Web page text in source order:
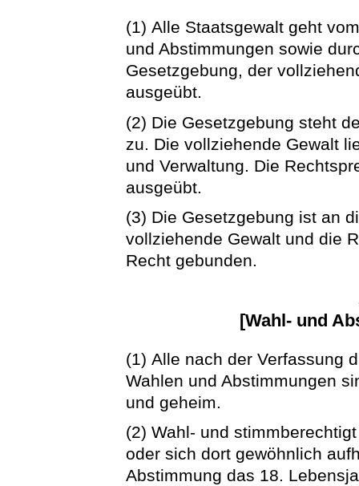
(1) Alle Staatsgewalt geht
und Abstimmungen sowie
Gesetzgebung, der
ausgeübt.
(2) Die Gesetzgebung steht
zu. Die vollziehende Gewalt
und Verwaltung. Die
ausgeübt.
(3) Die Gesetzgebung ist an
vollziehende Gewalt und die
Recht gebunden.
[Wahl- und
(1) Alle nach der Verfassung
Wahlen und Abstimmungen
und geheim.
(2) Wahl- und
oder sich dort gewöhnlich
Abstimmung das 18.